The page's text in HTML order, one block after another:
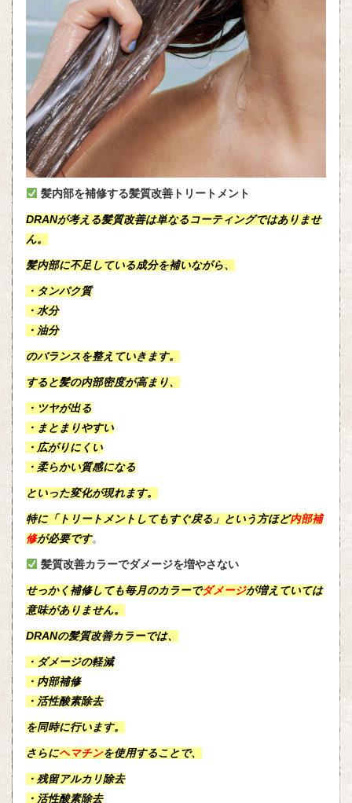
髪内部を補修する髪質改善トリートメント
DRANが考える髪質改善は単なるコーティングではありませ
ん。
髪内部に不足している成分を補いながら、
・タンパク質
・水分
・油分
のバランスを整えていきます。
すると髪の内部密度が高まり、
・ツヤが出る
・まとまりやすい
・広がりにくい
・柔らかい質感になる
といった変化が現れます。
特に「 トリートメントしてもすぐ戻る 」という方ほど内部補
修が必要です。
髪質改善カラーでダメージを増やさない
せっかく補修しても毎月のカラーでダメージが増えていては
意味がありません。
DRANの髪質改善カラーでは、
・ダメージの軽減
・内部補修
・活性酸素除去
を同時に行います。
さらにヘマチンを使用することで、
・残留アルカリ除去
・活性酸素除去